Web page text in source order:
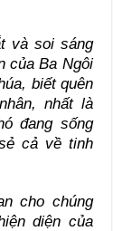
và soi sáng
của Ba Ngôi
biết quên
nhất là
đang sống
cả về tinh
cho chúng
diện của